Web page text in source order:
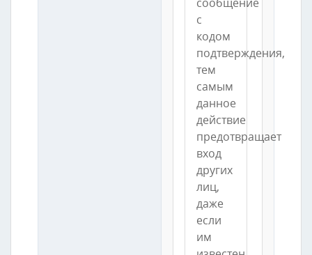
сообщение
с
кодом
подтверждения,
тем
самым
данное
действие
предотвращает
вход
других
лиц,
даже
если
им